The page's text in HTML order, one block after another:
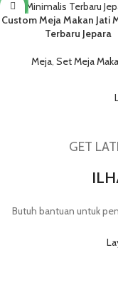
NEW
Custom Meja Makan Jati
Terbaru Jepara
Meja, Set Meja
GET
Butuh bantuan untuk